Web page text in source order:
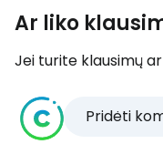
Ar liko
Jei turite klausimų
Pridėti